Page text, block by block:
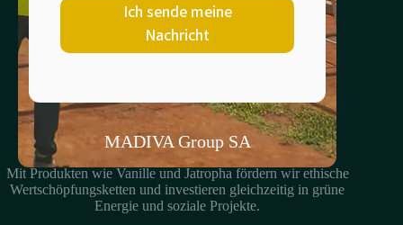
Ich sende meine
Nachricht
MADIVA Group SA
Mit Produkten wie Vanille und Jatropha fördern wir ethische
Wertschöpfungsketten und investieren gleichzeitig in grüne
Energie und soziale Projekte.